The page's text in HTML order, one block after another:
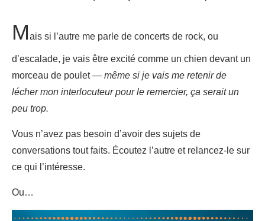
Mais si l’autre me parle de concerts de rock, ou
d’escalade, je vais être excité comme un chien devant un
morceau de poulet — même si je vais me retenir de
lécher mon interlocuteur pour le remercier, ça serait un
peu trop.
Vous n’avez pas besoin d’avoir des sujets de
conversations tout faits. Écoutez l’autre et relancez-le sur
ce qui l’intéresse.
Ou…